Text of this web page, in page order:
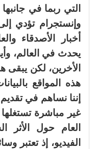
التي ربما في
وإنستجرام تؤدي
أخبار الأصدقاء
يحدث في العالم،
الأخرين، لكن
هذه المواقع
إننا نساهم في
غير مباشرة
العام حول الأثر
الفيديو، إذ تعتبر